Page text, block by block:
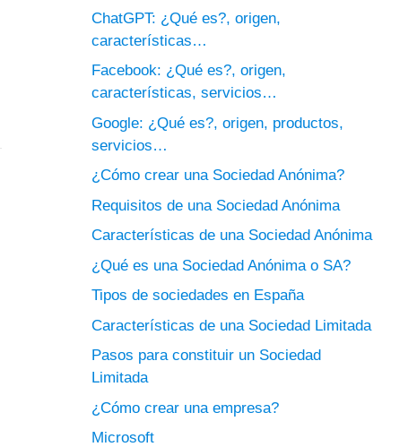
ChatGPT: ¿Qué es?, origen,
características…
Facebook: ¿Qué es?, origen,
características, servicios…
Google: ¿Qué es?, origen, productos,
servicios…
¿Cómo crear una Sociedad Anónima?
Requisitos de una Sociedad Anónima
Características de una Sociedad Anónima
¿Qué es una Sociedad Anónima o SA?
Tipos de sociedades en España
Características de una Sociedad Limitada
Pasos para constituir un Sociedad
Limitada
¿Cómo crear una empresa?
Microsoft